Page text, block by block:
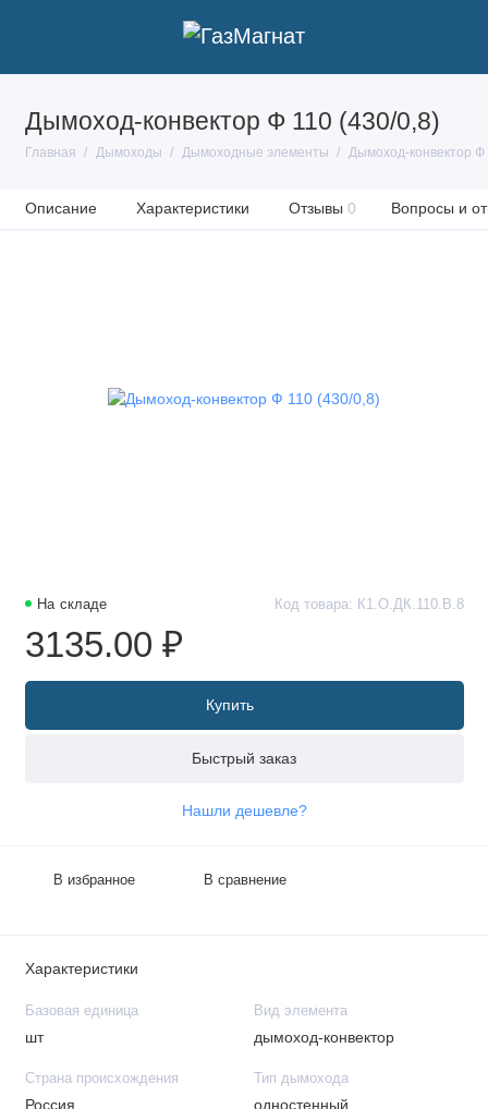
Дымоход-конвектор Ф 110 (430/0,8)
Главная Дымоходы Дымоходные элементы Дымоход-конвектор Ф
Описание Характеристики Отзывы 0 Вопросы и
На складе Код товара: К1.О.ДК.110.В.8
3135.00 ₽
Купить
Быстрый заказ
Нашли дешевле?
В избранное В сравнение
Характеристики
Базовая единица
шт
Вид элемента
дымоход-конвектор
Страна происхождения
Россия
Тип дымохода
одностенный